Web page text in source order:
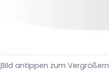
Bild antippen zum Vergrößern